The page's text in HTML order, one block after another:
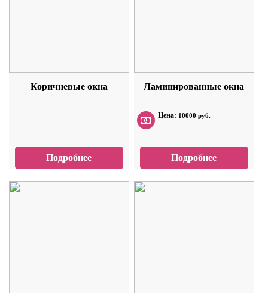
Коричневые окна
Подробнее
Ламинированные окна
Цена: 10000 руб.
Подробнее